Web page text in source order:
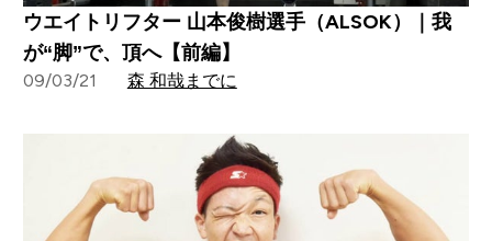
ウエイトリフター 山本俊樹選手（ALSOK）｜我
が“脚”で、頂へ【前編】
09/03/21 森 和哉までに